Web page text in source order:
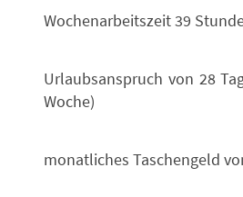
Wochenarbeitszeit 39
Urlaubsanspruch von 28
Woche)
monatliches Taschengeld